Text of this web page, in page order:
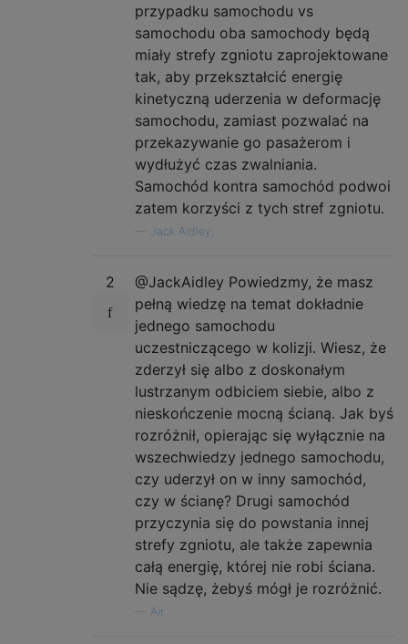
przypadku samochodu vs
samochodu oba samochody będą
miały strefy zgniotu zaprojektowane
tak, aby przekształcić energię
kinetyczną uderzenia w deformację
samochodu, zamiast pozwalać na
przekazywanie go pasażerom i
wydłużyć czas zwalniania.
Samochód kontra samochód podwoi
zatem korzyści z tych stref zgniotu.
Jack Aidley,
2
@JackAidley Powiedzmy, że masz
pełną wiedzę na temat dokładnie
jednego samochodu
uczestniczącego w kolizji. Wiesz, że
zderzył się albo z doskonałym
lustrzanym odbiciem siebie, albo z
nieskończenie mocną ścianą. Jak byś
rozróżnił, opierając się wyłącznie na
wszechwiedzy jednego samochodu,
czy uderzył on w inny samochód,
czy w ścianę? Drugi samochód
przyczynia się do powstania innej
strefy zgniotu, ale także zapewnia
całą energię, której nie robi ściana.
Nie sądzę, żebyś mógł je rozróżnić.
Air